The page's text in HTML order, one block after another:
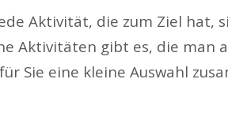
Aktivität, die zum Ziel hat,
Aktivitäten gibt es, die man
Sie eine kleine Auswahl